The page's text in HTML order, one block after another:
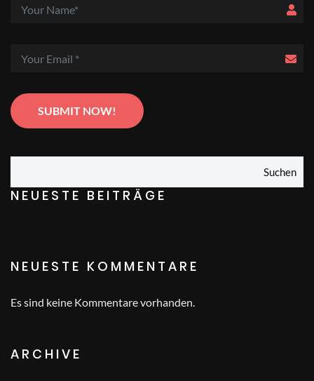
Suchen
NEUESTE BEITRÄGE
NEUESTE KOMMENTARE
Es sind keine Kommentare vorhanden.
ARCHIVE